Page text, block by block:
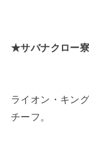
★サバナクロー
ライオン・キン
チーフ。